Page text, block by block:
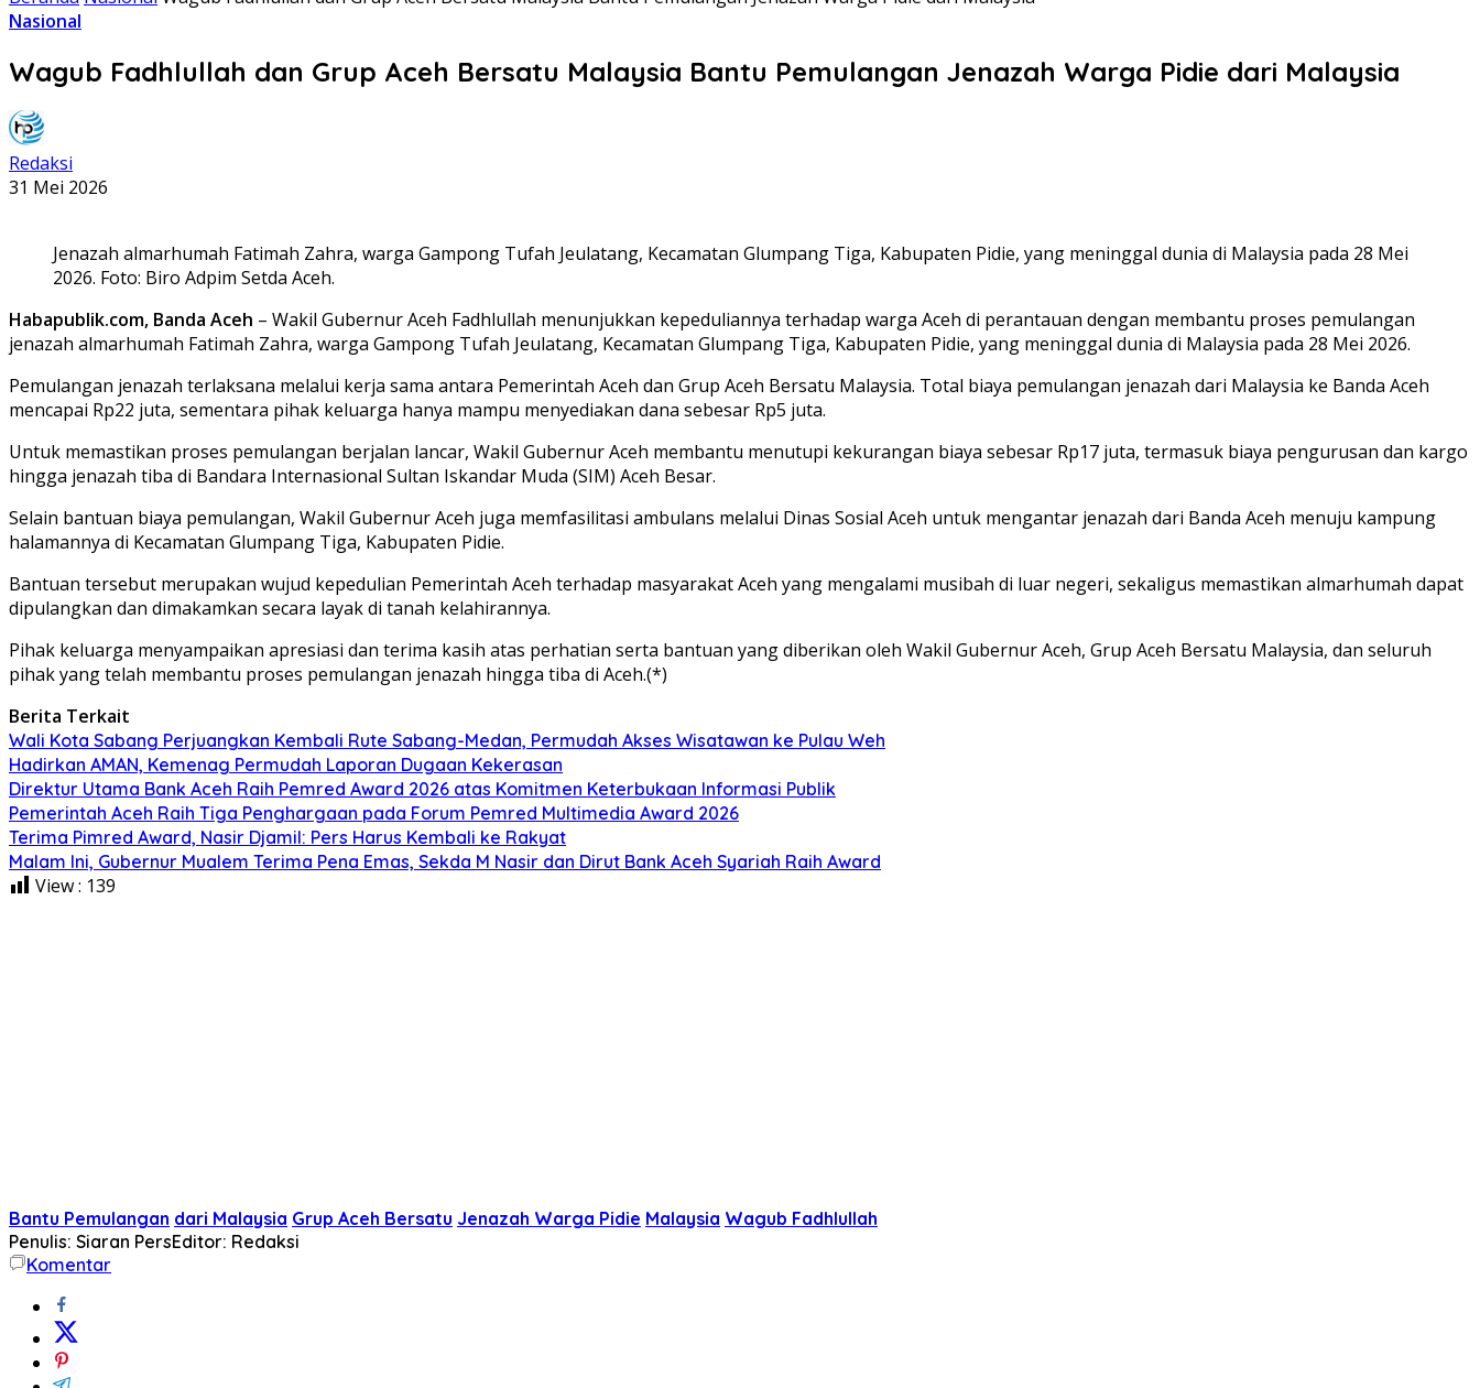
Nasional
Wagub Fadhlullah dan Grup Aceh Bersatu Malaysia Bantu Pemulangan Jenazah Warga Pidie dari Malaysia
Redaksi
31 Mei 2026
Jenazah almarhumah Fatimah Zahra, warga Gampong Tufah Jeulatang, Kecamatan Glumpang Tiga, Kabupaten Pidie, yang meninggal dunia di Malaysia pada 28 Mei
2026. Foto: Biro Adpim Setda Aceh.
Habapublik.com, Banda Aceh – Wakil Gubernur Aceh Fadhlullah menunjukkan kepeduliannya terhadap warga Aceh di perantauan dengan membantu proses pemulangan
jenazah almarhumah Fatimah Zahra, warga Gampong Tufah Jeulatang, Kecamatan Glumpang Tiga, Kabupaten Pidie, yang meninggal dunia di Malaysia pada 28 Mei 2026.
‎Pemulangan jenazah terlaksana melalui kerja sama antara Pemerintah Aceh dan Grup Aceh Bersatu Malaysia. Total biaya pemulangan jenazah dari Malaysia ke Banda Aceh
mencapai Rp22 juta, sementara pihak keluarga hanya mampu menyediakan dana sebesar Rp5 juta.
‎Untuk memastikan proses pemulangan berjalan lancar, Wakil Gubernur Aceh membantu menutupi kekurangan biaya sebesar Rp17 juta, termasuk biaya pengurusan dan kargo
hingga jenazah tiba di Bandara Internasional Sultan Iskandar Muda (SIM) Aceh Besar.
‎Selain bantuan biaya pemulangan, Wakil Gubernur Aceh juga memfasilitasi ambulans melalui Dinas Sosial Aceh untuk mengantar jenazah dari Banda Aceh menuju kampung
halamannya di Kecamatan Glumpang Tiga, Kabupaten Pidie.
‎Bantuan tersebut merupakan wujud kepedulian Pemerintah Aceh terhadap masyarakat Aceh yang mengalami musibah di luar negeri, sekaligus memastikan almarhumah dapat
dipulangkan dan dimakamkan secara layak di tanah kelahirannya.
‎Pihak keluarga menyampaikan apresiasi dan terima kasih atas perhatian serta bantuan yang diberikan oleh Wakil Gubernur Aceh, Grup Aceh Bersatu Malaysia, dan seluruh
pihak yang telah membantu proses pemulangan jenazah hingga tiba di Aceh.(*)
Berita Terkait
Wali Kota Sabang Perjuangkan Kembali Rute Sabang-Medan, Permudah Akses Wisatawan ke Pulau Weh
Hadirkan AMAN, Kemenag Permudah Laporan Dugaan Kekerasan
Direktur Utama Bank Aceh Raih Pemred Award 2026 atas Komitmen Keterbukaan Informasi Publik
Pemerintah Aceh Raih Tiga Penghargaan pada Forum Pemred Multimedia Award 2026
Terima Pimred Award, Nasir Djamil: Pers Harus Kembali ke Rakyat
Malam Ini, Gubernur Mualem Terima Pena Emas, Sekda M Nasir dan Dirut Bank Aceh Syariah Raih Award
View : 139
Bantu Pemulangan dari Malaysia Grup Aceh Bersatu Jenazah Warga Pidie Malaysia Wagub Fadhlullah
Penulis: Siaran PersEditor: Redaksi
Komentar